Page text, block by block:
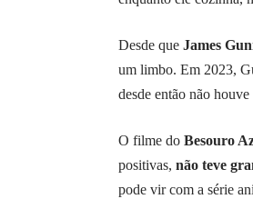
Desde que James
um limbo. Em 2023,
desde então não
O filme do Besouro
positivas, não teve
pode vir com a série